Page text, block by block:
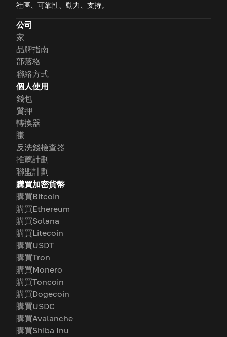
社區、可靠性、動力、支持。
公司
家
品牌指南
部落格
聯絡方式
個人使用
錢包
質押
轉換器
賺
反洗錢檢查器
推薦計劃
聯盟計劃
購買加密貨幣
購買Bitcoin
購買Ethereum
購買Solana
購買Litecoin
購買USDT
購買Tron
購買Monero
購買Toncoin
購買Dogecoin
購買USDC
購買Avalanche
購買Shiba Inu